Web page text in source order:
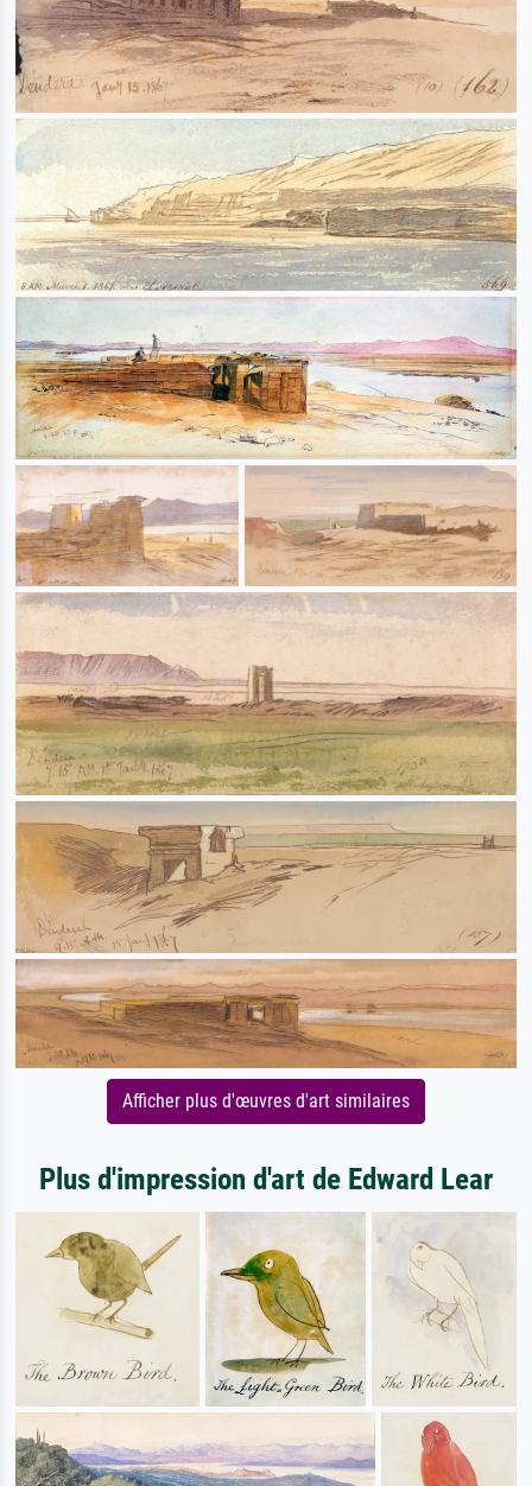
Afficher plus d'œuvres d'art similaires
Plus d'impression d'art de Edward Lear